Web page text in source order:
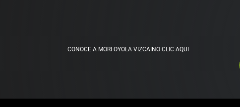
CONOCE A MORI OYOLA VIZCAINO CLIC AQUI